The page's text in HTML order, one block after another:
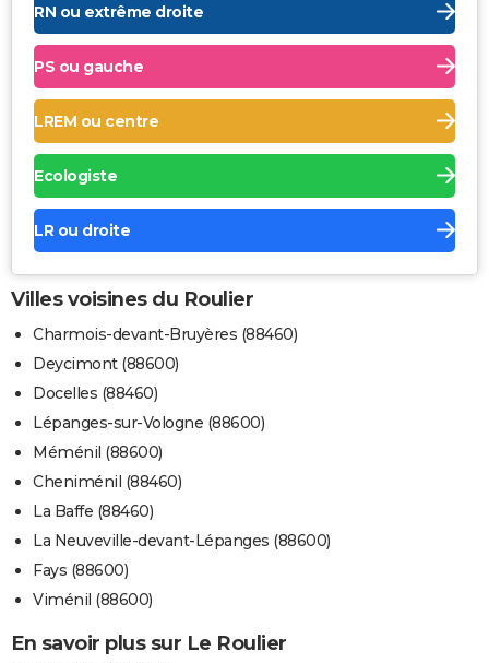
RN ou extrême droite
PS ou gauche
LREM ou centre
Ecologiste
LR ou droite
Villes voisines du Roulier
Charmois-devant-Bruyères (88460)
Deycimont (88600)
Docelles (88460)
Lépanges-sur-Vologne (88600)
Méménil (88600)
Cheniménil (88460)
La Baffe (88460)
La Neuveville-devant-Lépanges (88600)
Fays (88600)
Viménil (88600)
En savoir plus sur Le Roulier